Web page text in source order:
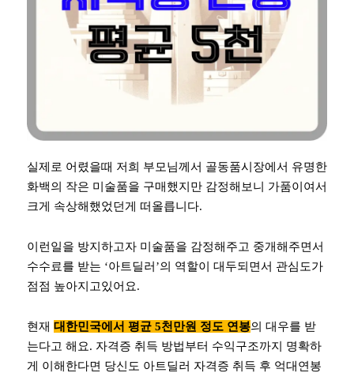
실제로 어렸을때 저희 부모님께서 골동품시장에서 유명한
화백의 작은 미술품을 구매했지만 감정해보니 가품이여서
크게 속상해했었던게 떠올릅니다.
이런일을 방지하고자 미술품을 감정해주고 중개해주면서
수수료를 받는 ‘아트딜러’의 역할이 대두되면서 관심도가
점점 높아지고있어요.
현재 대한민국에서 평균 5천만원 정도 연봉의 대우를 받
는다고 해요. 자격증 취득 방법부터 수익구조까지 명확하
게 이해한다면 당신도 아트딜러 자격증 취득 후 억대연봉